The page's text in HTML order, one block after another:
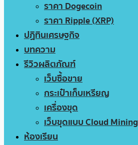
ราคา Dogecoin
ราคา Ripple (XRP)
ปฏิทินเศรษฐกิจ
บทความ
รีวิวผลิตภัณฑ์
เว็บซื้อขาย
กระเป๋าเก็บเหรียญ
เครื่องขุด
เว็บขุดแบบ Cloud Mining
ห้องเรียน